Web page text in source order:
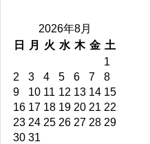
2026年8月
日
月 火 水 木 金 土
1
2
3 4 5 6 7
8
9
10 11 12 13 14 15
16 17 18 19 20 21 22
23 24 25 26 27 28 29
30 31